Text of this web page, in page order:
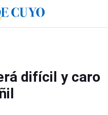
difícil y caro